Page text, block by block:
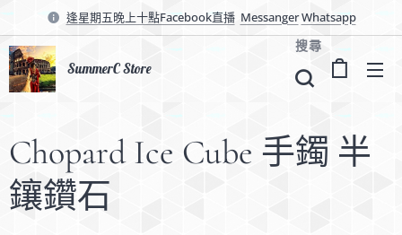
逢星期五晚上十點Facebook直播 MessangerWhatsapp
SummerC Store
搜尋
Chopard Ice Cube 手鐲 半
鑲鑽石